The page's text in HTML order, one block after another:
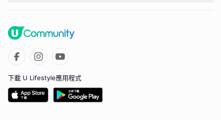
下載 U Lifestyle應用程式